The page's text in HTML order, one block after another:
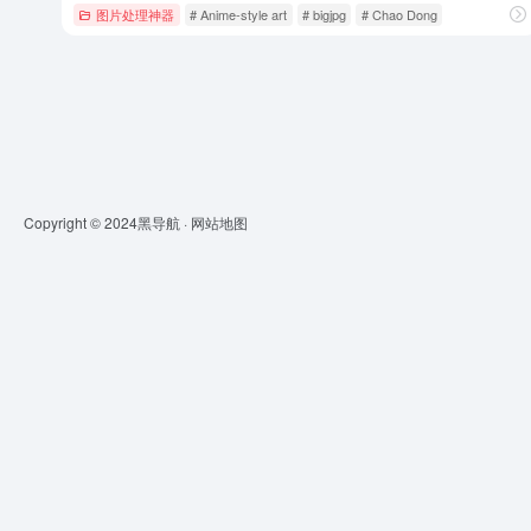
图片处理神器 # Anime-style art # bigjpg # Chao Dong
Copyright © 2024黑导航 · 网站地图